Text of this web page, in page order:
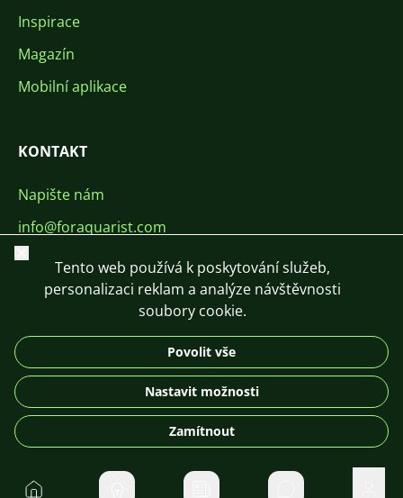
Inspirace
Magazín
Mobilní aplikace
KONTAKT
Napište nám
info@foraquarist.com
+420 603 449 602
DE
© 2026 For Aquarist
Zavřít
Tento web používá k poskytování služeb,
personalizaci reklam a analýze návštěvnosti
soubory cookie.
Povolit vše
Nastavit možnosti
Zamítnout